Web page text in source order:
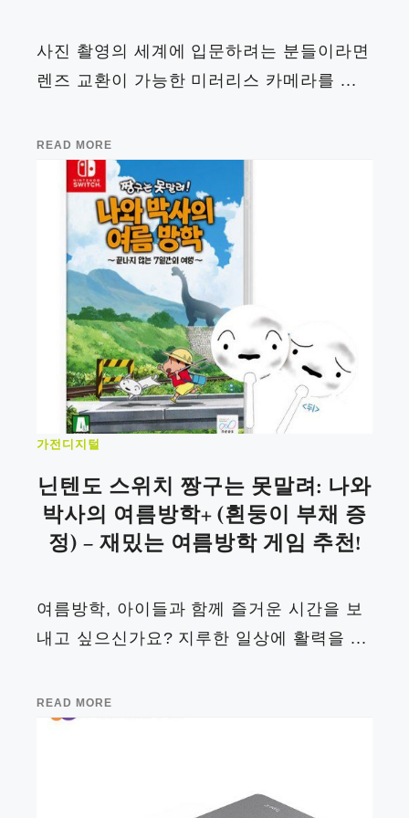
사진 촬영의 세계에 입문하려는 분들이라면
렌즈 교환이 가능한 미러리스 카메라를 ...
READ MORE
가전디지털
닌텐도 스위치 짱구는 못말려: 나와
박사의 여름방학+ (흰둥이 부채 증
정) – 재밌는 여름방학 게임 추천!
여름방학, 아이들과 함께 즐거운 시간을 보
내고 싶으신가요? 지루한 일상에 활력을 ...
READ MORE